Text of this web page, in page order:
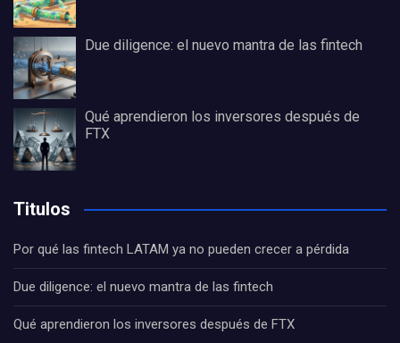
Due diligence: el nuevo mantra de las fintech
Qué aprendieron los inversores después de
FTX
Titulos
Por qué las fintech LATAM ya no pueden crecer a pérdida
Due diligence: el nuevo mantra de las fintech
Qué aprendieron los inversores después de FTX